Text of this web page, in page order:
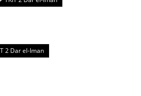
2 Dar el-Iman